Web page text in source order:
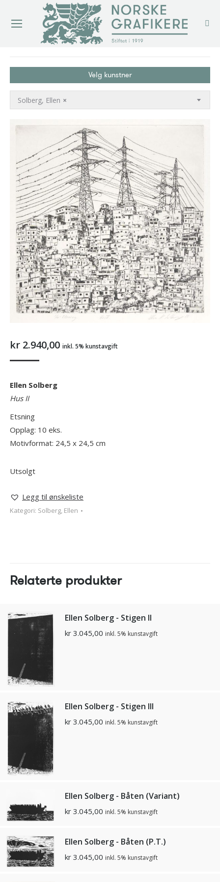
Velg kunstner
×
Solberg, Ellen
kr 2.940,00 inkl. 5% kunstavgift
Ellen Solberg
Hus II
Etsning
Opplag: 10 eks.
Motivformat: 24,5 x 24,5 cm
Utsolgt
Legg til ønskeliste
Kategori: Solberg, Ellen
Relaterte produkter
Ellen Solberg - Stigen II
kr 3.045,00 inkl. 5% kunstavgift
Ellen Solberg - Stigen III
kr 3.045,00 inkl. 5% kunstavgift
Ellen Solberg - Båten (Variant)
kr 3.045,00 inkl. 5% kunstavgift
Ellen Solberg - Båten (P.T.)
kr 3.045,00 inkl. 5% kunstavgift